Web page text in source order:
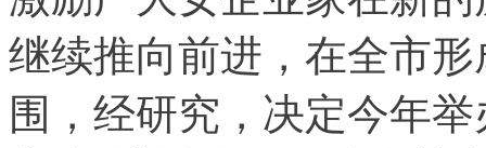
继续推向前进，在全市
围，经研究，决定今年